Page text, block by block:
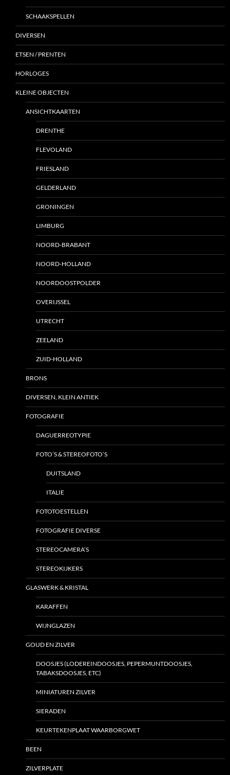
SCHAAKSPELLEN
DIVERSEN
ETSEN / PRENTEN
HORLOGES
KLEINE OBJECTEN
ANSICHTKAARTEN
DRENTHE
FLEVOLAND
FRIESLAND
GELDERLAND
GRONINGEN
LIMBURG
NOORD-BRABANT
NOORD-HOLLAND
NOORDOOSTPOLDER
OVERIJSSEL
UTRECHT
ZEELAND
ZUID-HOLLAND
BRONS
DIVERSEN, KLEIN ANTIEK
FOTOGRAFIE
DAGUERREOTYPIE
FOTO’S & STEREOFOTO’S
DUITSLAND
ITALIE
FOTOTOESTELLEN
FOTOGRAFIE DIVERSE
STEREOCAMERA’S
STEREOKIJKERS
GLASWERK & KRISTAL
KARAFFEN
WIJNGLAZEN
GOUD EN ZILVER
DOOSJES (LODEREINDOOSJES, PEPERMUNTDOOSJES,
TABAKSDOOSJES, ETC)
MINIATUREN ZILVER
SIERADEN
KEURTEKENPLAAT WAARBORGWET
BEEN
ZILVERPLATE